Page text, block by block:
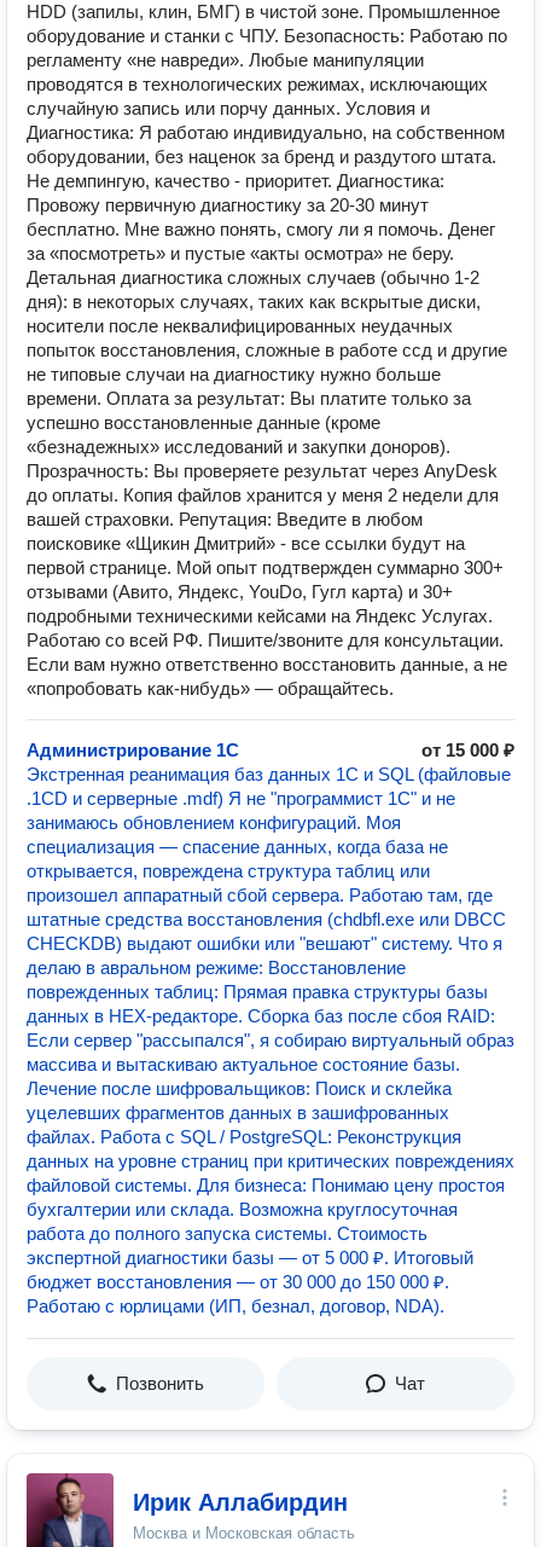
HDD (запилы, клин, БМГ) в чистой зоне. Промышленное
оборудование и станки с ЧПУ. Безопасность: Работаю по
регламенту «не навреди». Любые манипуляции
проводятся в технологических режимах, исключающих
случайную запись или порчу данных. Условия и
Диагностика: Я работаю индивидуально, на собственном
оборудовании, без наценок за бренд и раздутого штата.
Не демпингую, качество - приоритет. Диагностика:
Провожу первичную диагностику за 20-30 минут
бесплатно. Мне важно понять, смогу ли я помочь. Денег
за «посмотреть» и пустые «акты осмотра» не беру.
Детальная диагностика сложных случаев (обычно 1-2
дня): в некоторых случаях, таких как вскрытые диски,
носители после неквалифицированных неудачных
попыток восстановления, сложные в работе ссд и другие
не типовые случаи на диагностику нужно больше
времени. Оплата за результат: Вы платите только за
успешно восстановленные данные (кроме
«безнадежных» исследований и закупки доноров).
Прозрачность: Вы проверяете результат через AnyDesk
до оплаты. Копия файлов хранится у меня 2 недели для
вашей страховки. Репутация: Введите в любом
поисковике «Щикин Дмитрий» - все ссылки будут на
первой странице. Мой опыт подтвержден суммарно 300+
отзывами (Авито, Яндекс, YouDo, Гугл карта) и 30+
подробными техническими кейсами на Яндекс Услугах.
Работаю со всей РФ. Пишите/звоните для консультации.
Если вам нужно ответственно восстановить данные, а не
«попробовать как-нибудь» — обращайтесь.
Администрирование 1С
от 15 000 ₽
Экстренная реанимация баз данных 1С и SQL (файловые
.1CD и серверные .mdf) Я не "программист 1С" и не
занимаюсь обновлением конфигураций. Моя
специализация — спасение данных, когда база не
открывается, повреждена структура таблиц или
произошел аппаратный сбой сервера. Работаю там, где
штатные средства восстановления (chdbfl.exe или DBCC
CHECKDB) выдают ошибки или "вешают" систему. Что я
делаю в авральном режиме: Восстановление
поврежденных таблиц: Прямая правка структуры базы
данных в HEX-редакторе. Сборка баз после сбоя RAID:
Если сервер "рассыпался", я собираю виртуальный образ
массива и вытаскиваю актуальное состояние базы.
Лечение после шифровальщиков: Поиск и склейка
уцелевших фрагментов данных в зашифрованных
файлах. Работа с SQL / PostgreSQL: Реконструкция
данных на уровне страниц при критических повреждениях
файловой системы. Для бизнеса: Понимаю цену простоя
бухгалтерии или склада. Возможна круглосуточная
работа до полного запуска системы. Стоимость
экспертной диагностики базы — от 5 000 ₽. Итоговый
бюджет восстановления — от 30 000 до 150 000 ₽.
Работаю с юрлицами (ИП, безнал, договор, NDA).
Позвонить Чат
Ирик Аллабирдин
Москва и Московская область